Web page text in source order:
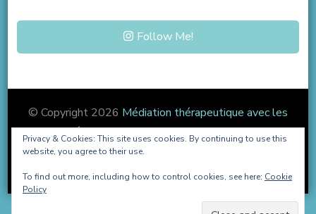
Follow Me!
© Copyright 2026 Médiation thérapeutique avec les
Jeux Vidéo. All Rights Reserved.Blossom Coach |
Developed ByBlossom Themes
WordPress
Español Português
Privacy & Cookies: This site uses cookies. By continuing to use this
website, you agree to their use.
To find out more, including how to control cookies, see here: Cookie
Policy